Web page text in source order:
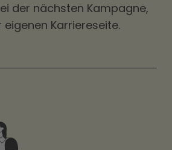
der nächsten Kampagne,
Karriereseite.